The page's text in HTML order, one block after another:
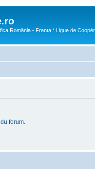
România - Franta * Ligue de
forum